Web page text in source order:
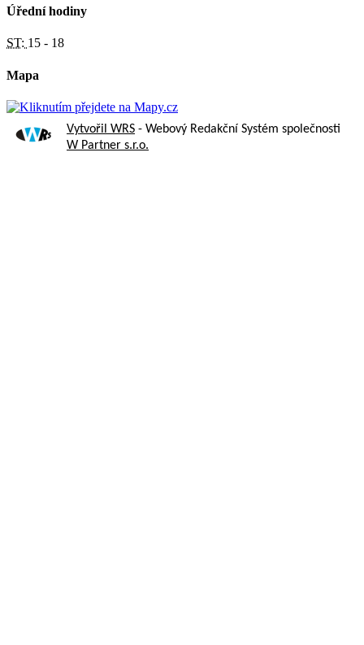
Úřední hodiny
ST: 15 - 18
Mapa
Vytvořil WRS - Webový Redakční Systém společnosti
W Partner s.r.o.